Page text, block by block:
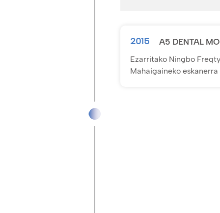
2015 A5 DENTAL
Ezarritako Ningbo
Mahaigaineko